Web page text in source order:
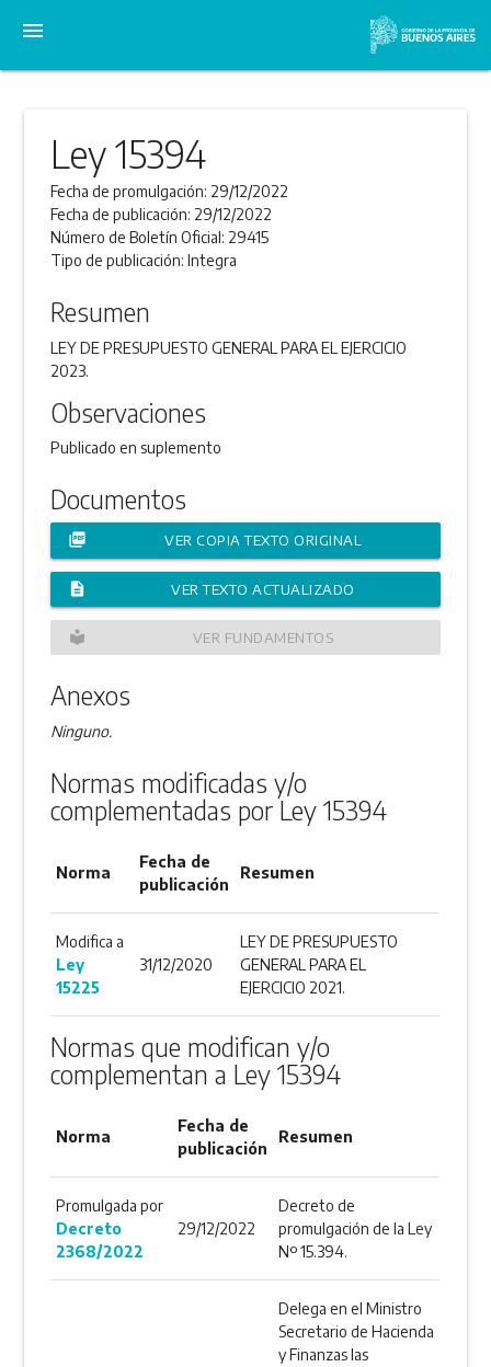
menu
Ley 15394
Fecha de promulgación: 29/12/2022
Fecha de publicación: 29/12/2022
Número de Boletín Oficial: 29415
Tipo de publicación:Integra
Resumen
LEY DE PRESUPUESTO GENERAL PARA EL EJERCICIO
2023.
Observaciones
Publicado en suplemento
Documentos
picture_as_pdf VER COPIA TEXTO ORIGINAL
description VER TEXTO ACTUALIZADO
local_library VER FUNDAMENTOS
Anexos
Ninguno.
Normas modificadas y/o
complementadas por Ley 15394
Norma
Fecha de
publicación
Resumen
Modifica a
Ley
15225
31/12/2020
LEY DE PRESUPUESTO
GENERAL PARA EL
EJERCICIO 2021.
Normas que modifican y/o
complementan a Ley 15394
Norma
Fecha de
publicación
Resumen
Promulgada por
Decreto
2368/2022
29/12/2022
Decreto de
promulgación de la Ley
Nº 15.394.
Delega en el Ministro
Secretario de Hacienda
y Finanzas las